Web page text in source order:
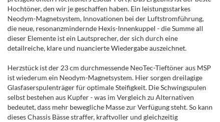
Hochtöner, den wir je geschaffen haben. Ein leistungsstarkes
Neodym-Magnetsystem, Innovationen bei der Luftstromführung,
die neue, resonanzmindernde Hexis-Innenkuppel - die Summe all
dieser Elemente ist ein Lautsprecher, der sich durch eine
detailreiche, klare und nuancierte Wiedergabe auszeichnet.
Herzstück ist der 23 cm durchmessende NeoTec-Tieftöner aus MSP
ist wiederum ein Neodym-Magnetsystem. Hier sorgen dreilagige
Glasfaserspulenträger für optimale Steifigkeit. Die Schwingspulen
selbst bestehen aus Kupfer - was im Vergleich zu Alternativen
bedeutet, dass mehr bewegliche Masse zur Verfügung steht. So kann
dieses Chassis Bässe straffer, kraftvoller und gleichzeitig